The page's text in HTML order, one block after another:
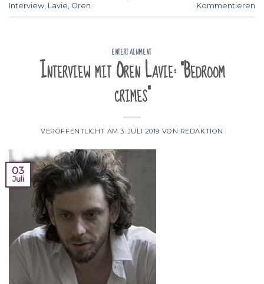
Interview Lavie Oren Kommentieren
ENTERTAINMENT
Interview mit Oren Lavie: “Bedroom
crimes”
VERÖFFENTLICHT AM3. JULI 2019 VON REDAKTION
03
Juli